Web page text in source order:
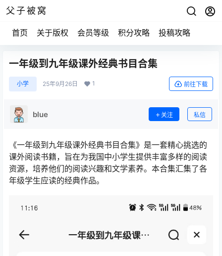
父子被窝
首页 关于版权 会员等级 积分攻略 投稿攻略
一年级到九年级课外经典书目合集
小学 25年9月26日 1 前往下载
blue 关注 私信
《一年级到九年级课外经典书目合集》是一套精心挑选的
课外阅读书籍，旨在为我国中小学生提供丰富多样的阅读
资源，培养他们的阅读兴趣和文学素养。本合集汇集了各
年级学生应读的经典作品。